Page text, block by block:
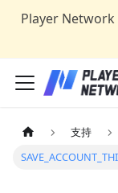
Player Network
支持